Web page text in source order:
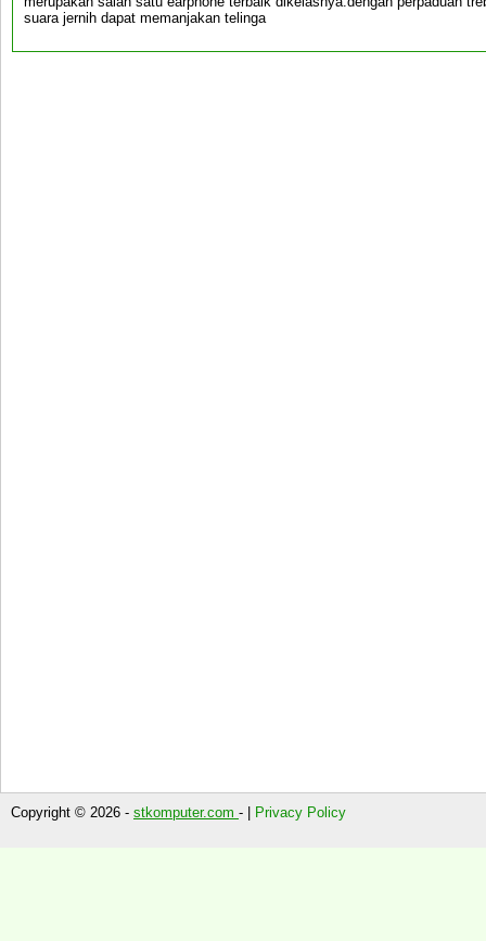
suara jernih dapat memanjakan telinga
Copyright © 2026 - stkomputer.com - | Privacy Policy